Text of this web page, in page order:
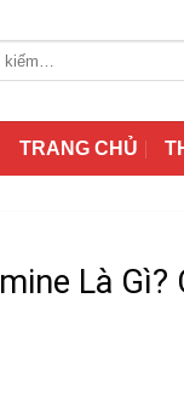
TRANG CHỦ
Là